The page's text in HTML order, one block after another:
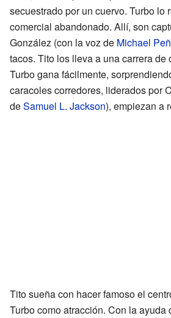
secuestrado por un cuervo. Turbo lo
comercial abandonado. Allí, son
González (con la voz de Michael
tacos. Tito los lleva a una carrera de
Turbo gana fácilmente,
caracoles corredores, liderados por
deSamuel L. Jackson), empiezan a
Tito sueña con hacer famoso el
Turbo como atracción. Con la ayuda